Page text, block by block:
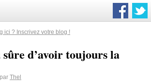
ici ? Inscrivez votre blog !
d’avoir toujours la
Thel